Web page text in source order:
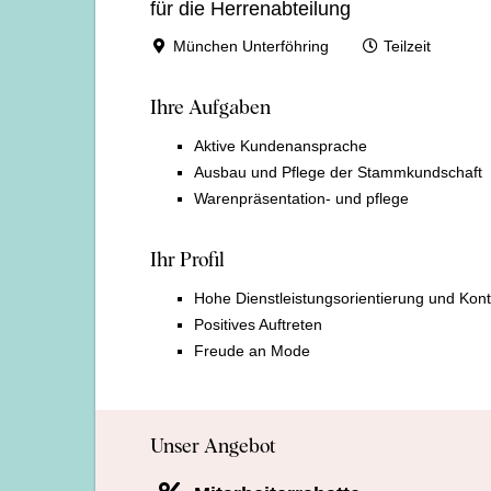
für die Herrenabteilung
München Unterföhring Teilzeit
Ihre Aufgaben
Aktive Kundenansprache
Ausbau und Pflege der Stammkundschaft
Warenpräsentation- und pflege
Ihr Profil
Hohe Dienstleistungsorientierung und
Positives Auftreten
Freude an Mode
Unser Angebot